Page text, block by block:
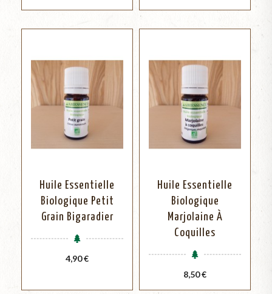
Huile Essentielle
Biologique Petit
Grain Bigaradier
Prix
4,90 €
Huile Essentielle
Biologique
Marjolaine À
Coquilles
Prix
8,50 €